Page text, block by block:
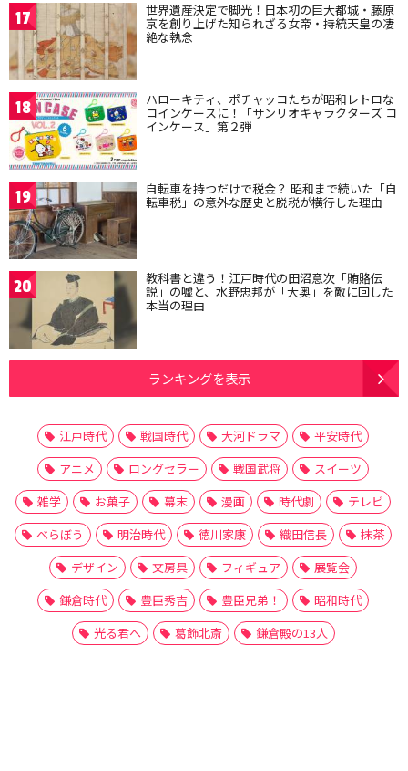
17 世界遺産決定で脚光！日本初の巨大都城・藤原
京を創り上げた知られざる女帝・持統天皇の凄
絶な執念
18 ハローキティ、ポチャッコたちが昭和レトロな
コインケースに！「サンリオキャラクターズ コ
インケース」第２弾
19 自転車を持つだけで税金？ 昭和まで続いた「自
転車税」の意外な歴史と脱税が横行した理由
20 教科書と違う！江戸時代の田沼意次「賄賂伝
説」の嘘と、水野忠邦が「大奥」を敵に回した
本当の理由
ランキングを表示
江戸時代 戦国時代 大河ドラマ
平安時代
アニメ
ロングセラー 戦国武将
スイーツ
雑学
お菓子 幕末 漫画 時代劇
テレビ
べらぼう
明治時代 徳川家康 織田信長
抹茶
デザイン
文房具 フィギュア
展覧会
鎌倉時代
豊臣秀吉 豊臣兄弟！
昭和時代
光る君へ
葛飾北斎 鎌倉殿の13人